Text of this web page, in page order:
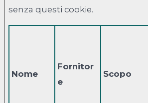
senza questi cookie.
Nome
Fornitor
e
Scopo